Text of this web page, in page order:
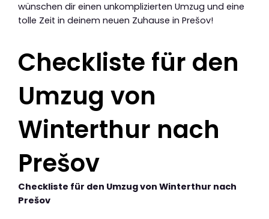
wünschen dir einen unkomplizierten Umzug und eine
tolle Zeit in deinem neuen Zuhause in Prešov!
Checkliste für den
Umzug von
Winterthur nach
Prešov
Checkliste für den Umzug von Winterthur nach
Prešov